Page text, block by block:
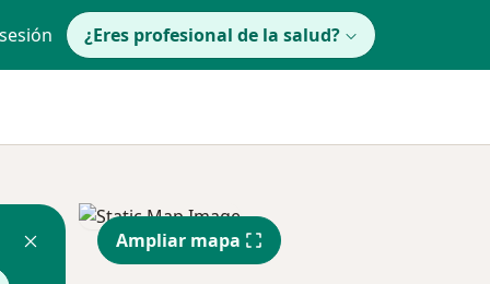
¿Eres profesional de la salud?
Ampliar mapa